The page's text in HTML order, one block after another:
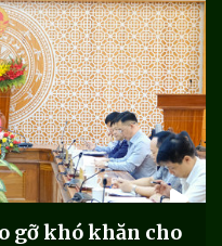
gỡ khó khăn cho